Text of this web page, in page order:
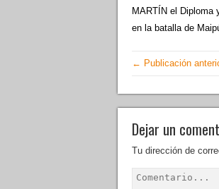
MARTÍN el Diploma
en la batalla de
← Publicación
Dejar un
Tu dirección de